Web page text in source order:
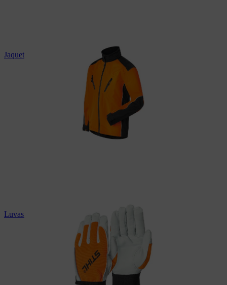
Jaqueta impermeável STIHL
Luvas de trabalho STIHL